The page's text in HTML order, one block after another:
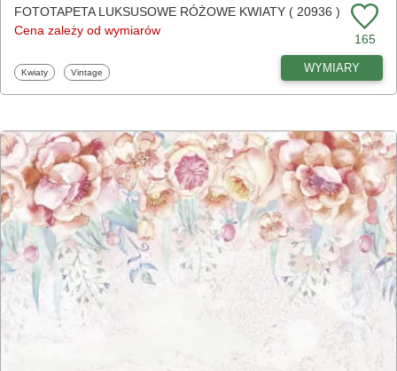
FOTOTAPETA LUKSUSOWE RÓŻOWE KWIATY ( 20936 )
Cena zależy od wymiarów
165
Fototapety
Kwiaty Fototapety
Vintage WYMIARY